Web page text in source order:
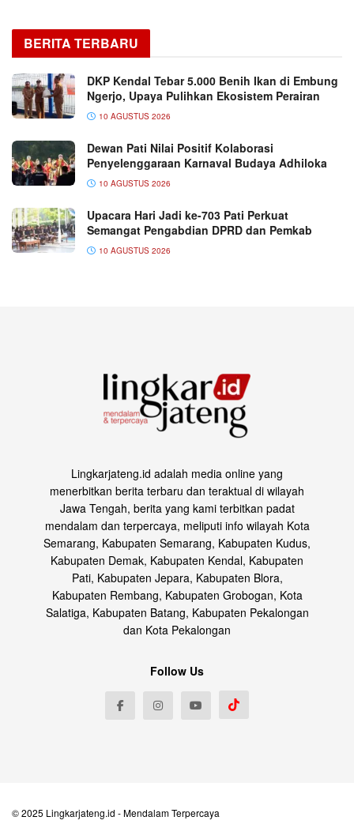
BERITA TERBARU
DKP Kendal Tebar 5.000 Benih Ikan di Embung
Ngerjo, Upaya Pulihkan Ekosistem Perairan
10 AGUSTUS 2026
Dewan Pati Nilai Positif Kolaborasi
Penyelenggaraan Karnaval Budaya Adhiloka
10 AGUSTUS 2026
Upacara Hari Jadi ke-703 Pati Perkuat
Semangat Pengabdian DPRD dan Pemkab
10 AGUSTUS 2026
Lingkarjateng.id adalah media online yang
menerbitkan berita terbaru dan teraktual di wilayah
Jawa Tengah, berita yang kami terbitkan padat
mendalam dan terpercaya, meliputi info wilayah Kota
Semarang, Kabupaten Semarang, Kabupaten Kudus,
Kabupaten Demak, Kabupaten Kendal, Kabupaten
Pati, Kabupaten Jepara, Kabupaten Blora,
Kabupaten Rembang, Kabupaten Grobogan, Kota
Salatiga, Kabupaten Batang, Kabupaten Pekalongan
dan Kota Pekalongan
Follow Us
© 2025 Lingkarjateng.id - Mendalam Terpercaya